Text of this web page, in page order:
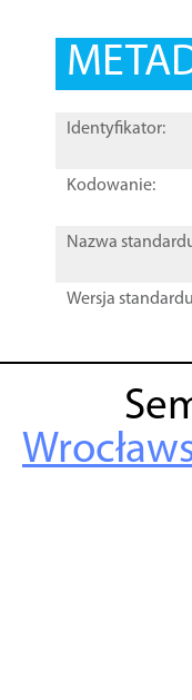
Identyfikator:
Kodowanie:
Nazwa
Wersja